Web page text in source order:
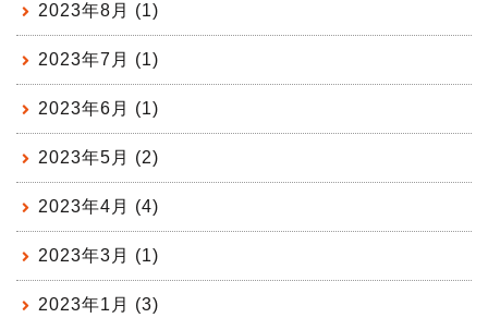
2023年8月 (1)
2023年7月 (1)
2023年6月 (1)
2023年5月 (2)
2023年4月 (4)
2023年3月 (1)
2023年1月 (3)